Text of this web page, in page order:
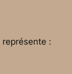
représente :